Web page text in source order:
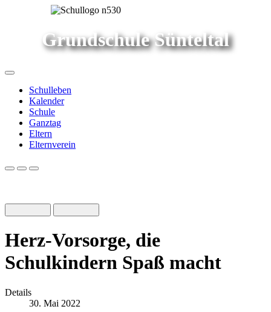
Grundschule Sünteltal
Schulleben
Kalender
Schule
Ganztag
Eltern
Elternverein
Herz-Vorsorge, die
Schulkindern Spaß macht
Details
30. Mai 2022